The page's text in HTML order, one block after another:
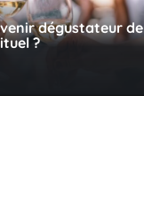
dégustateur de
?